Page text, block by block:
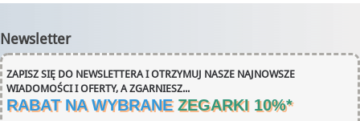
Newsletter
ZAPISZ SIĘ DO NEWSLETTERA I OTRZYMUJ NASZE NAJNOWSZE
WIADOMOŚCI I OFERTY, A ZGARNIESZ...
RABAT NA WYBRANE ZEGARKI 10%*